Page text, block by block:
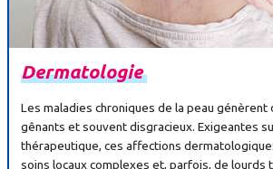
Dermatologie
Les maladies chroniques de la peau génèrent
gênants et souvent disgracieux. Exigeantes
thérapeutique, ces affections
soins locaux complexes et, parfois, de lourds